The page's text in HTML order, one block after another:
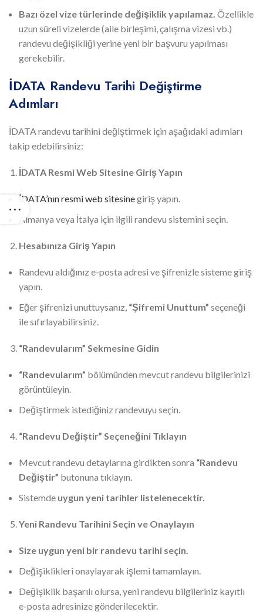
Bazı özel vize türlerinde değişiklik yapılamaz. Özellikle
uzun süreli vizelerde (aile birleşimi, çalışma vizesi vb.)
randevu değişikliği yerine yeni bir başvuru yapılması
gerekebilir.
İDATA Randevu Tarihi Değiştirme
Adımları
İDATA randevu tarihini değiştirmek için aşağıdaki adımları
takip edebilirsiniz:
İDATA Resmi Web Sitesine Giriş Yapın
İDATA’nın resmi web sitesinegiriş yapın.
Almanya veya İtalya için ilgili randevu sistemini seçin.
Hesabınıza Giriş Yapın
Randevu aldığınız e-posta adresi ve şifrenizle sisteme giriş
yapın.
Eğer şifrenizi unuttuysanız, “Şifremi Unuttum” seçeneği
ile sıfırlayabilirsiniz.
“Randevularım” Sekmesine Gidin
“Randevularım” bölümünden mevcut randevu bilgilerinizi
görüntüleyin.
Değiştirmek istediğiniz randevuyu seçin.
“Randevu Değiştir” Seçeneğini Tıklayın
Mevcut randevu detaylarına girdikten sonra “Randevu
Değiştir” butonuna tıklayın.
Sistemde uygun yeni tarihler listelenecektir.
Yeni Randevu Tarihini Seçin ve Onaylayın
Size uygun yeni bir randevu tarihi seçin.
Değişiklikleri onaylayarak işlemi tamamlayın.
Değişiklik başarılı olursa, yeni randevu bilgileriniz kayıtlı
e-posta adresinize gönderilecektir.